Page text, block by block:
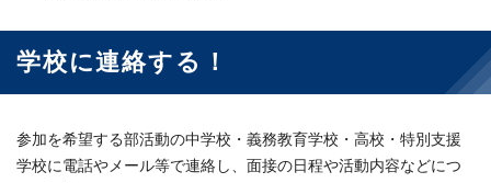
学校に連絡する！
参加を希望する部活動の中学校・義務教育学校・高校・特別支援
学校に電話やメール等で連絡し、面接の日程や活動内容などにつ